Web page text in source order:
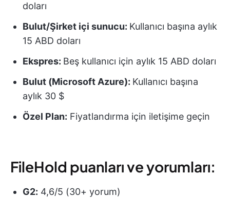
doları
Bulut/Şirket içi sunucu: Kullanıcı başına aylık
15 ABD doları
Ekspres: Beş kullanıcı için aylık 15 ABD doları
Bulut (Microsoft Azure): Kullanıcı başına
aylık 30 $
Özel Plan: Fiyatlandırma için iletişime geçin
FileHold puanları ve yorumları:
G2: 4,6/5 (30+ yorum)